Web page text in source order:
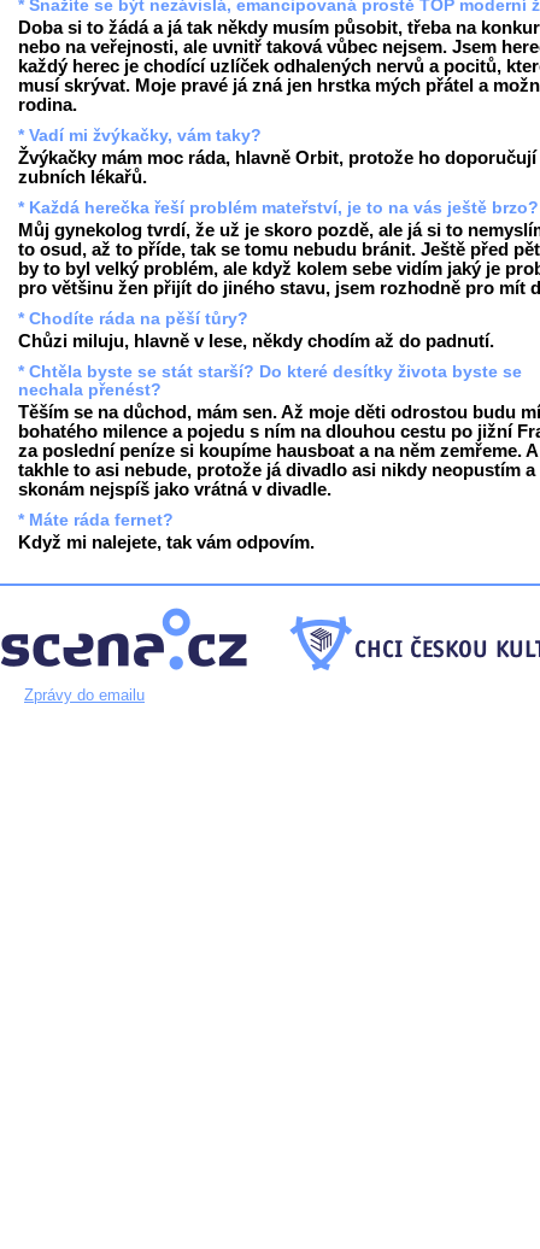
* Snažíte se být nezávislá, emancipovaná prostě TOP moderní
Doba si to žádá a já tak někdy musím působit, třeba na
nebo na veřejnosti, ale uvnitř taková vůbec nejsem. Jsem
každý herec je chodící uzlíček odhalených nervů a pocitů,
musí skrývat. Moje pravé já zná jen hrstka mých přátel a
rodina.
* Vadí mi žvýkačky, vám taky?
Žvýkačky mám moc ráda, hlavně Orbit, protože ho doporučují
zubních lékařů.
* Každá herečka řeší problém mateřství, je to na vás ještě brzo?
Můj gynekolog tvrdí, že už je skoro pozdě, ale já si to
to osud, až to příde, tak se tomu nebudu bránit. Ještě před
by to byl velký problém, ale když kolem sebe vidím jaký je
pro většinu žen přijít do jiného stavu, jsem rozhodně pro mít
* Chodíte ráda na pěší tůry?
Chůzi miluju, hlavně v lese, někdy chodím až do padnutí.
* Chtěla byste se stát starší? Do které desítky života byste se
nechala přenést?
Těším se na důchod, mám sen. Až moje děti odrostou budu
bohatého milence a pojedu s ním na dlouhou cestu po jižní
za poslední peníze si koupíme hausboat a na něm zemřeme.
takhle to asi nebude, protože já divadlo asi nikdy neopustím a
skonám nejspíš jako vrátná v divadle.
* Máte ráda fernet?
Když mi nalejete, tak vám odpovím.
Zprávy do emailu